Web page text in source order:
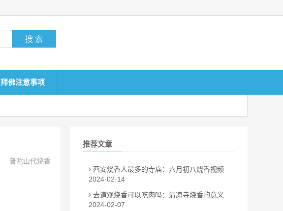
拜佛注意事项
普陀山代烧香
推荐文章
西安烧香人最多的寺庙：六月初八烧香视频
2024-02-14
去道观烧香可以吃肉吗：清凉寺烧香的意义
2024-02-07